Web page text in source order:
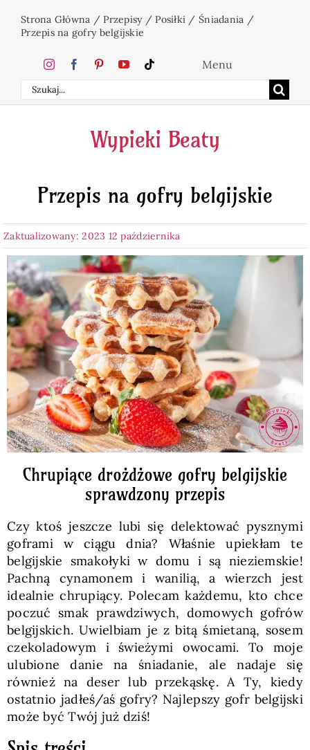
zawartości
Strona Główna /Przepisy/Posiłki / Śniadania /
Przepis na gofry belgijskie
Szukaj
Menu
Home
Ciasta
Desery
Napoje
Pieczywo
Przetwory
Posiłki
Zdrowo i fit
SKLEP
Polski
Wypieki Beaty
Przepis na gofry belgijskie
Zaktualizowany: 2023 12 października
Chrupiące drożdżowe gofry belgijskie
sprawdzony przepis
Czy ktoś jeszcze lubi się delektować pysznymi
goframi w ciągu dnia? Właśnie upiekłam te
belgijskie smakołyki w domu i są nieziemskie!
Pachną cynamonem i wanilią, a wierzch jest
idealnie chrupiący. Polecam każdemu, kto chce
poczuć smak prawdziwych, domowych gofrów
belgijskich. Uwielbiam je z bitą śmietaną, sosem
czekoladowym i świeżymi owocami. To moje
ulubione danie na śniadanie, ale nadaje się
również na deser lub przekąskę. A Ty, kiedy
ostatnio jadłeś/aś gofry? Najlepszy gofr belgijski
może być Twój już dziś!